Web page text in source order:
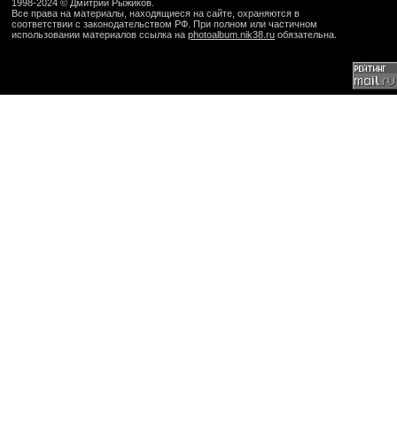
1998-2024 © Дмитрий Рыжиков
Все права на материалы, находящиеся на сайте, охраняются в
соответствии с законодательством РФ. При полном или частичном
использовании материалов ссылка на photoalbum.nik38.ru обязательна.